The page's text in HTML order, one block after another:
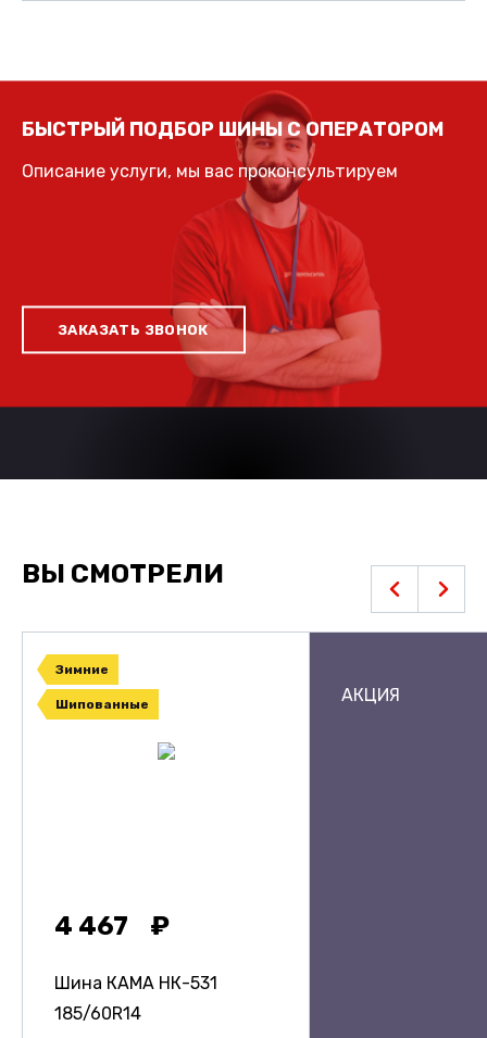
БЫСТРЫЙ ПОДБОР ШИНЫ С ОПЕРАТОРОМ
Описание услуги, мы вас проконсультируем
ЗАКАЗАТЬ ЗВОНОК
ВЫ СМОТРЕЛИ
Зимние
Шипованные
4 467
Шина КАМА НК-531
185/60R14
АКЦИЯ